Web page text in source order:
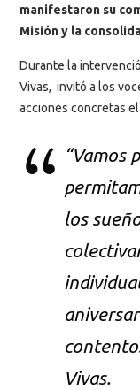
manifestaron su
Misión y la
Durante la
Vivas, invitó a los
acciones concretas
“Vamos
los
Vivas.